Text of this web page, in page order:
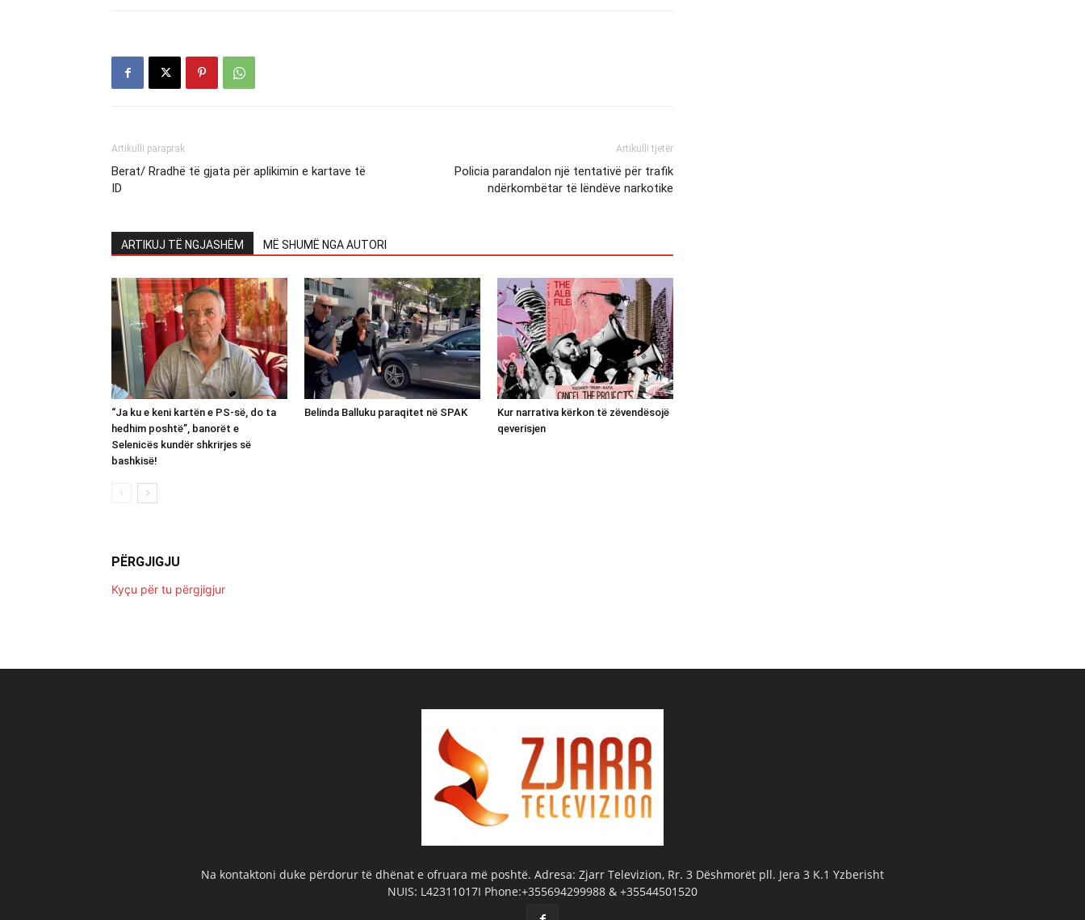
Artikulli paraprak
Berat/ Rradhë të gjata për aplikimin e kartave të
ID
Artikulli tjetër
Policia parandalon një tentativë për trafik
ndërkombëtar të lëndëve narkotike
ARTIKUJ TË NGJASHËM MË SHUMË NGA AUTORI
“Ja ku e keni kartën e PS-së, do ta
hedhim poshtë”, banorët e
Selenicës kundër shkrirjes së
bashkisë!
Belinda Balluku paraqitet në SPAK
Kur narrativa kërkon të zëvendësojë
qeverisjen
PËRGJIGJU
Kyçu për tu përgjigjur
Na kontaktoni duke përdorur të dhënat e ofruara më poshtë. Adresa: Zjarr Televizion, Rr. 3 Dëshmorët pll. Jera 3 K.1 Yzberisht
NUIS: L42311017I Phone:+355694299988 & +35544501520